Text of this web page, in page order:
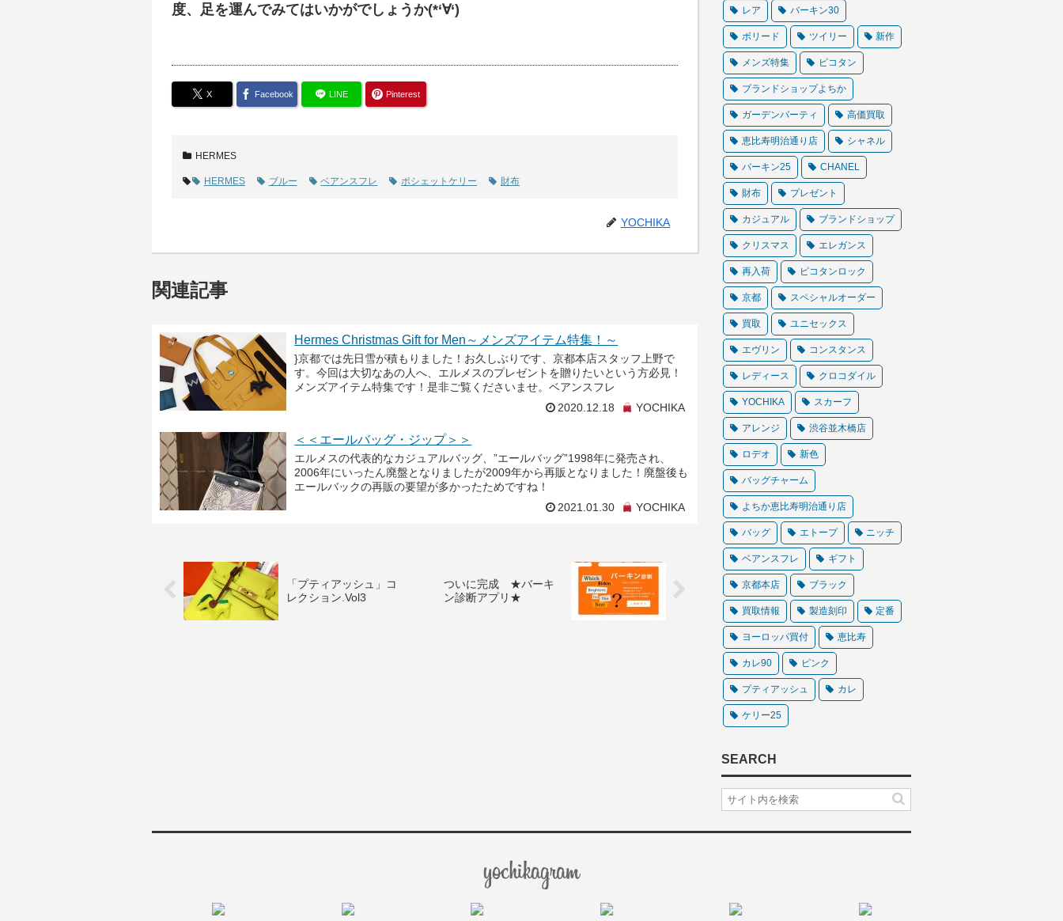
度、足を運んでみてはいかがでしょうか(*‘∀‘)
X Facebook LINE Pinterest
HERMES
HERMES ブルー ベアンスフレ ポシェットケリー 財布
YOCHIKA
関連記事
Hermes Christmas Gift for Men～メンズアイテム特集！～
}京都では先日雪が積もりました！お久しぶりです、京都本店スタッフ上野で
す。今回は大切なあの人へ、エルメスのプレゼントを贈りたいという方必見！
メンズアイテム特集です！是非ご覧くださいませ。ベアンスフレ
2020.12.18
YOCHIKA
＜＜エールバッグ・ジップ＞＞
エルメスの代表的なカジュアルバッグ、”エールバッグ”1998年に発売され、
2006年にいったん廃盤となりましたが2009年から再販となりました！廃盤後も
エールバックの再販の要望が多かったためですね！
2021.01.30
YOCHIKA
「プティアッシュ」コ
レクション.Vol3
ついに完成 ★バーキ
ン診断アプリ★
レア バーキン30
ボリード ツイリー 新作
メンズ特集 ピコタン
ブランドショップよちか
ガーデンパーティ 高価買取
恵比寿明治通り店 シャネル
バーキン25 CHANEL
財布 プレゼント
カジュアル ブランドショップ
クリスマス エレガンス
再入荷 ピコタンロック
京都 スペシャルオーダー
買取 ユニセックス
エヴリン コンスタンス
レディース クロコダイル
YOCHIKA スカーフ
アレンジ 渋谷並木橋店
ロデオ 新色
バッグチャーム
よちか恵比寿明治通り店
バッグ エトープ ニッチ
ベアンスフレ ギフト
京都本店 ブラック
買取情報 製造刻印 定番
ヨーロッパ買付 恵比寿
カレ90 ピンク
プティアッシュ カレ
ケリー25
SEARCH